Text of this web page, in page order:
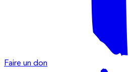
Faire un don